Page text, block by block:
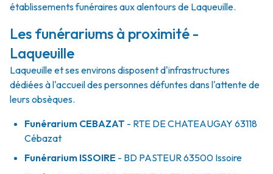
établissements funéraires aux alentours de Laqueuille.
Les funérariums à proximité -
Laqueuille
Laqueuille et ses environs disposent d'infrastructures
dédiées à l'accueil des personnes défuntes dans l'attente de
leurs obsèques.
Funérarium CEBAZAT - RTE DE CHATEAUGAY 63118
Cébazat
Funérarium ISSOIRE - BD PASTEUR63500 Issoire